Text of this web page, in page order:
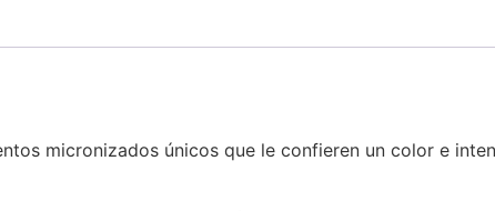
micronizados únicos que le confieren un color e